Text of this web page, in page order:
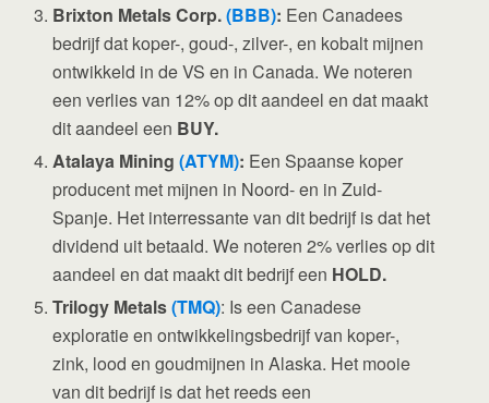
Brixton Metals Corp.(BBB): Een Canadees
bedrijf dat koper-, goud-, zilver-, en kobalt mijnen
ontwikkeld in de VS en in Canada. We noteren
een verlies van 12% op dit aandeel en dat maakt
dit aandeel een BUY.
Atalaya Mining(ATYM): Een Spaanse koper
producent met mijnen in Noord- en in Zuid-
Spanje. Het interressante van dit bedrijf is dat het
dividend uit betaald. We noteren 2% verlies op dit
aandeel en dat maakt dit bedrijf een HOLD.
Trilogy Metals(TMQ): Is een Canadese
exploratie en ontwikkelingsbedrijf van koper-,
zink, lood en goudmijnen in Alaska. Het mooie
van dit bedrijf is dat het reeds een